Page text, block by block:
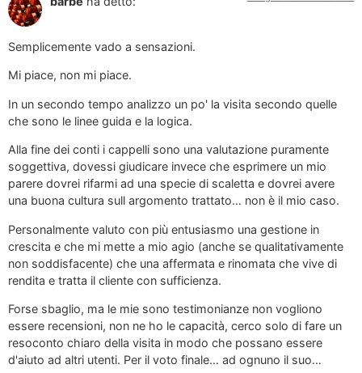
Semplicemente vado a sensazioni.
Mi piace, non mi piace.
In un secondo tempo analizzo un po' la visita secondo quelle
che sono le linee guida e la logica.
Alla fine dei conti i cappelli sono una valutazione puramente
soggettiva, dovessi giudicare invece che esprimere un mio
parere dovrei rifarmi ad una specie di scaletta e dovrei avere
una buona cultura sull argomento trattato… non è il mio caso.
Personalmente valuto con più entusiasmo una gestione in
crescita e che mi mette a mio agio (anche se qualitativamente
non soddisfacente) che una affermata e rinomata che vive di
rendita e tratta il cliente con sufficienza.
Forse sbaglio, ma le mie sono testimonianze non vogliono
essere recensioni, non ne ho le capacità, cerco solo di fare un
resoconto chiaro della visita in modo che possano essere
d'aiuto ad altri utenti. Per il voto finale… ad ognuno il suo…